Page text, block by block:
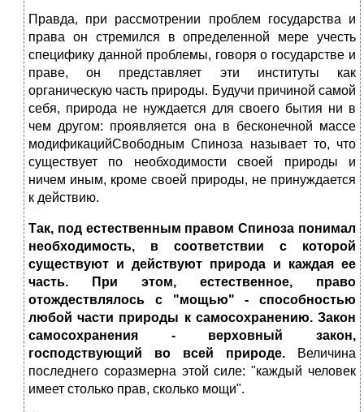
Правда, при рассмотрении проблем государства и
права он стремился в определенной мере учесть
специфику данной проблемы, говоря о государстве и
праве, он представляет эти институты как
органическую часть природы. Будучи причиной самой
себя, природа не нуждается для своего бытия ни в
чем другом: проявляется она в бесконечной массе
модификацийСвободным Спиноза называет то, что
существует по необходимости своей природы и
ничем иным, кроме своей природы, не принуждается
к действию.
Так, под естественным правом Спиноза понимал
необходимость, в соответствии с которой
существуют и действуют природа и каждая ее
часть. При этом, естественное, право
отождествлялось с "мощью" - способностью
любой части природы к самосохранению. Закон
самосохранения - верховный закон,
господствующий во всей природе.
Величина
последнего соразмерна этой силе: "каждый человек
имеет столько прав, сколько мощи".